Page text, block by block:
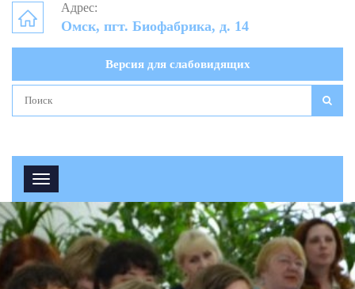
Адрес:
Омск, пгт. Биофабрика, д. 14
Версия для слабовидящих